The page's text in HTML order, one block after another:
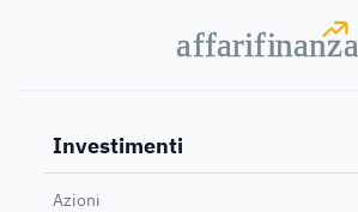
affarifinanza
affarifinanza
Investimenti
Azioni